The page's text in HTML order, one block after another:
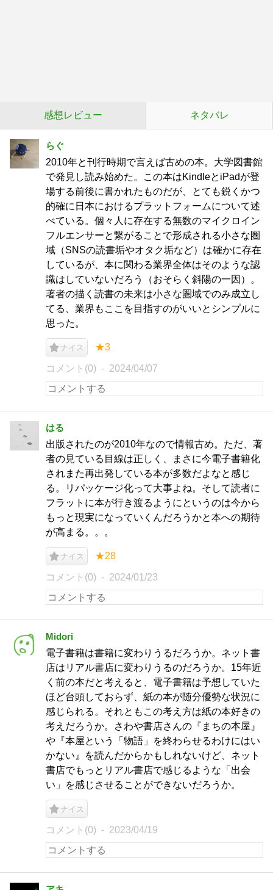
感想レビュー ネタバレ
らぐ
2010年と刊行時期で言えば古めの本。大学図書館
で発見し読み始めた。この本はKindleとiPadが登
場する前後に書かれたものだが、とても鋭くかつ
的確に日本におけるプラットフォームについて述
べている。個々人に存在する無数のマイクロイン
フルエンサーと繋がることで形成される小さな圏
域（SNSの読書垢やオタク垢など）は確かに存在
しているが、本に関わる業界全体はそのような認
識はしていないだろう（おそらく斜陽の一因）。
著者の描く読書の未来は小さな圏域でのみ成立し
てる、業界もここを目指すのがいいとシンプルに
思った。
ナイス ★3
コメント(0) 2024/04/07
はる
出版されたのが2010年なので情報古め。ただ、著
者の見ている目線は正しく、まさに今電子書籍化
されまた再出発している本が多数だよなと感じ
る。リパッケージ化って大事よね。そして読者に
フラットに本が行き渡るようにというのは今から
もっと現実になっていくんだろうかと本への期待
が高まる。。。
ナイス ★28
コメント(0) 2024/01/23
Midori
電子書籍は書籍に変わりうるだろうか。ネット書
店はリアル書店に変わりうるのだろうか。15年近
く前の本だと考えると、電子書籍は予想していた
ほど台頭しておらず、紙の本が随分優勢な状況に
感じられる。それともこの考え方は紙の本好きの
考えだろうか。さわや書店さんの『まちの本屋』
や『本屋という「物語」を終わらせるわけにはい
かない』を読んだからかもしれないけど、ネット
書店でもっとリアル書店で感じるような「出会
い」を感じさせることができないだろうか。
ナイス
コメント(0) 2023/04/19